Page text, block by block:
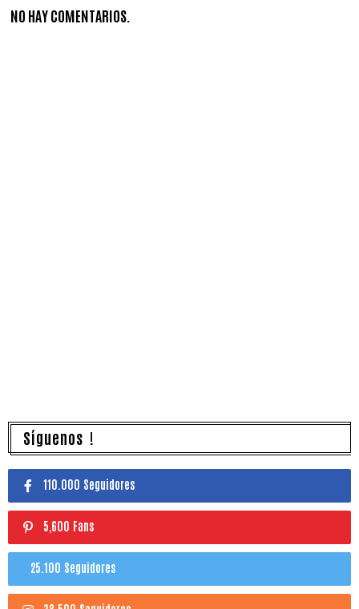
NO HAY COMENTARIOS.
Síguenos !
110.000 Seguidores
5,600 Fans
25.100 Seguidores